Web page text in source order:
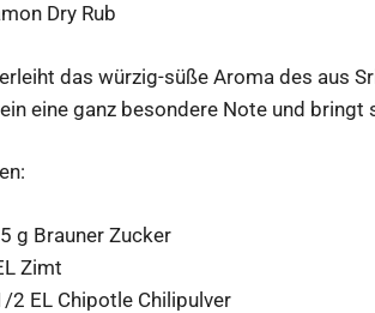
Dry Rub
das würzig-süße Aroma des aus
eine ganz besondere Note und bringt
g Brauner Zucker
Zimt
2 EL Chipotle Chilipulver